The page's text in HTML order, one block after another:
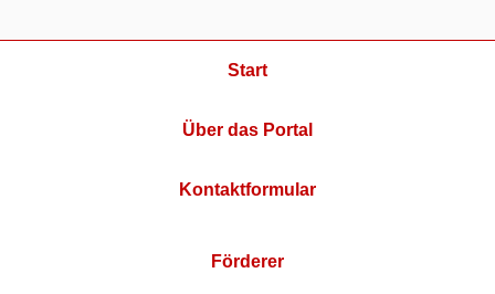
Start
Über das Portal
Kontaktformular
Förderer